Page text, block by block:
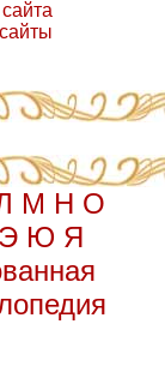
М Н О
Э Ю Я